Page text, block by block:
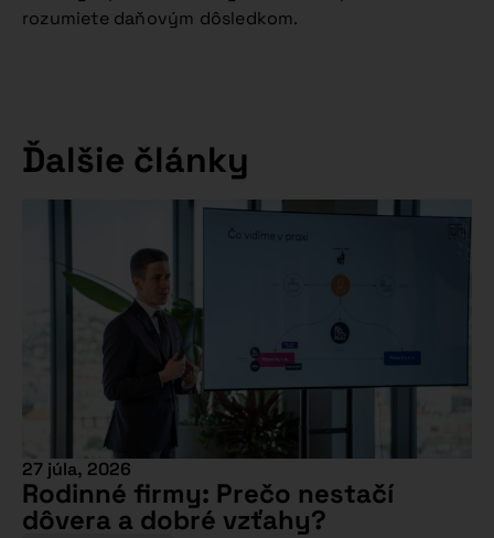
rozumiete daňovým dôsledkom.
Ďalšie články
27 júla, 2026
Rodinné firmy: Prečo nestačí
dôvera a dobré vzťahy?